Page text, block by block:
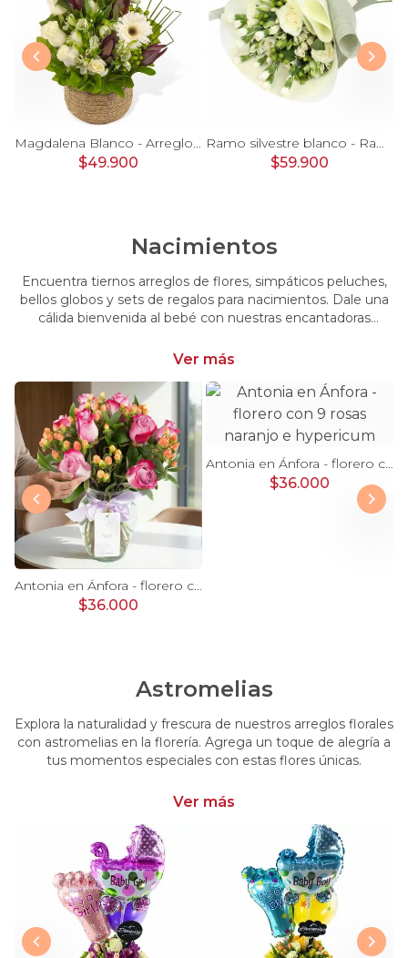
Magdalena Blanco - Arreglo floral con rosas, gerbera y astromelias blancas
$49.900
Ramo silvestre blanco - Ramo de flores circular con rosas blancas, claveles blancos, astromelias e hypericum verde
$59.900
Nacimientos
Encuentra tiernos arreglos de flores, simpáticos peluches,
bellos globos y sets de regalos para nacimientos. Dale una
cálida bienvenida al bebé con nuestras encantadoras
especial.
Ver más
Antonia en Ánfora - florero con 9 rosas lila e hypericum
$36.000
Antonia en Ánfora - florero con 9 rosas naranjo e hypericum
$36.000
Astromelias
Explora la naturalidad y frescura de nuestros arreglos florales
con astromelias en la florería. Agrega un toque de alegría a
tus momentos especiales con estas flores únicas.
Ver más